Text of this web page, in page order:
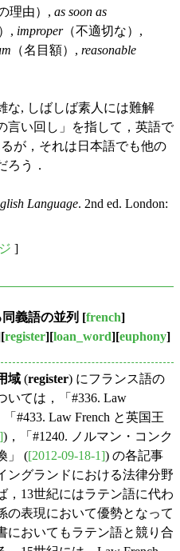
理由）, as soon as
, improper（不適切な）,
（名目額）, reasonable
, しばしば素人には難解
言い回し」を指して，英語で
が，それは日本語でも他の
ろう．
Language. 2nd ed. London:
]
義語の並列 [french]
register][loan_word][euphony]
域 (register) にフランス語の
いては，「#336. Law
「#433. Law French と英国王
)，「#1240. ノルマン・コンク
」 ([2012-09-18-1]) の各記事
ングランドにおける法律分野
，13世紀にはラテン語に代わ
の表現において優勢となって
においてもラテン語と競り合